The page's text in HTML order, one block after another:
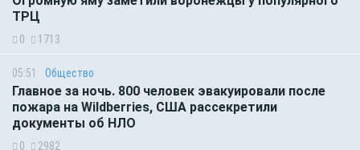
ТРЦ
0 1713
05:51 Общество
Главное за ночь. 800 человек эвакуировали после
пожара на Wildberries, США рассекретили
документы об НЛО
0 2982